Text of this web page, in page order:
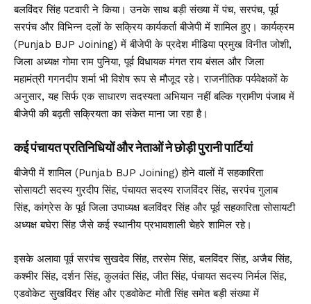
बलविंदर सिंह पटवारी ने किया। उनके साथ बड़ी संख्या में पंच, सरपंच, पूर्व
सरपंच और विभिन्न दलों के सक्रिय कार्यकर्ता बीजेपी में शामिल हुए। कार्यक्रम
(Punjab BJP Joining) में बीजेपी के प्रदेश मीडिया प्रमुख विनीत जोशी,
जिला अध्यक्ष गोमा राम पुनिया, पूर्व विधायक मंगत राय बंसल और जिला
महामंत्री गगनदीप शर्मा भी विशेष रूप से मौजूद रहे। राजनीतिक पर्यवेक्षकों के
अनुसार, यह सिर्फ एक साधारण सदस्यता अभियान नहीं बल्कि ग्रामीण पंजाब में
बीजेपी की बढ़ती सक्रियता का संकेत माना जा रहा है।
कई पंचायत प्रतिनिधियों और नेताओं ने छोड़ी पुरानी पार्टियां
बीजेपी में शामिल (Punjab BJP Joining) होने वालों में सहकारिता
सोसायटी सदस्य गुरदीप सिंह, पंचायत सदस्य राजविंदर सिंह, सरपंच गुलाब
सिंह, कांग्रेस के पूर्व जिला उपाध्यक्ष बलविंदर सिंह और पूर्व सहकारिता सोसायटी
अध्यक्ष बघेरा सिंह जैसे कई स्थानीय प्रभावशाली चेहरे शामिल रहे।
इसके अलावा पूर्व सरपंच सुखदेव सिंह, तरसेम सिंह, बलविंदर सिंह, अजैब सिंह,
कश्मीर सिंह, दर्शन सिंह, कुलवंत सिंह, जीत सिंह, पंचायत सदस्य निर्मल सिंह,
एडवोकेट सुखविंदर सिंह और एडवोकेट मोती सिंह समेत बड़ी संख्या में